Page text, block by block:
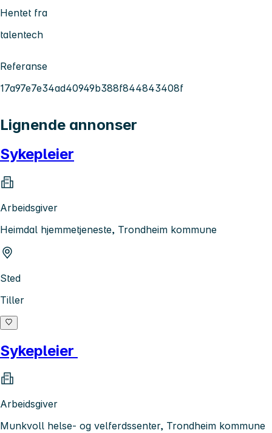
Hentet fra
talentech
Referanse
17a97e7e34ad40949b388f844843408f
Lignende annonser
Sykepleier
Arbeidsgiver
Heimdal hjemmetjeneste, Trondheim kommune
Sted
Tiller
Sykepleier
Arbeidsgiver
Munkvoll helse- og velferdssenter, Trondheim kommune